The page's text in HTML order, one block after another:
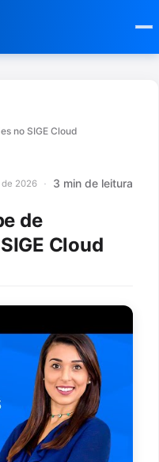
no SIGE Cloud
2026
3 min de leitura
de
Cloud